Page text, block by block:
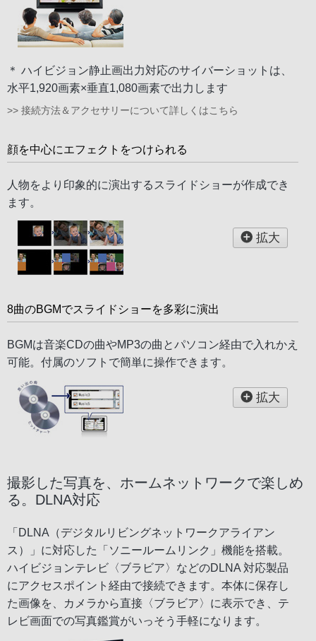
＊ ハイビジョン静止画出力対応のサイバーショットは、
水平1,920画素×垂直1,080画素で出力します
>> 接続方法＆アクセサリーについて詳しくはこちら
顔を中心にエフェクトをつけられる
人物をより印象的に演出するスライドショーが作成でき
ます。
拡大
8曲のBGMでスライドショーを多彩に演出
BGMは音楽CDの曲やMP3の曲とパソコン経由で入れかえ
可能。付属のソフトで簡単に操作できます。
拡大
撮影した写真を、ホームネットワークで楽しめ
る。DLNA対応
「DLNA（デジタルリビングネットワークアライアン
ス）」に対応した「ソニールームリンク」機能を搭載。
ハイビジョンテレビ〈ブラビア〉などのDLNA 対応製品
にアクセスポイント経由で接続できます。本体に保存し
た画像を、カメラから直接〈ブラビア〉に表示でき、テ
レビ画面での写真鑑賞がいっそう手軽になります。